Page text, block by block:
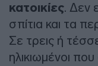
κατοικίες. Δεν
σπίτια και τα
Σε τρεις ή
ηλικιωμένοι